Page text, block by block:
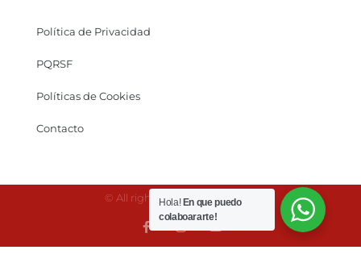
Política de Privacidad
PQRSF
Políticas de Cookies
Contacto
© All rights reserved Kaonesis
Hola! En que puedo
colaboararte!